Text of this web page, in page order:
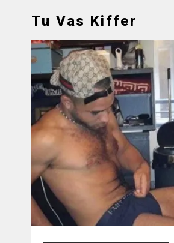
Tu Vas Kiffer